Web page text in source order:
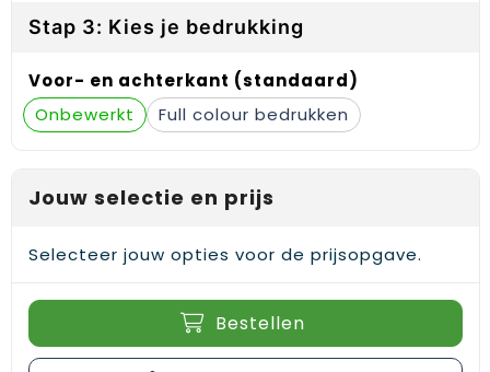
Reistassensets
Stap 3: Kies je bedrukking
Voor- en achterkant (standaard)
Onbewerkt
Full colour
Jouw selectie en prijs
Selecteer jouw opties voor de prijsopgave.
Bestellen